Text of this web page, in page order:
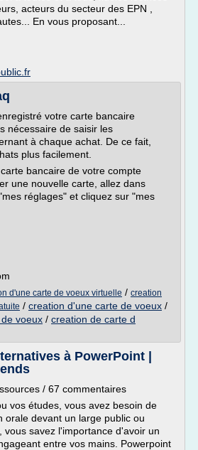
acteurs du secteur des EPN ,
En vous proposant...
votre carte bancaire
nécessaire de saisir les
à chaque achat. De ce fait,
plus facilement.
bancaire de votre compte
une nouvelle carte, allez dans
réglages" et cliquez sur "mes
d'une carte de voeux virtuelle / creation
/ creation d'une carte de voeux /
voeux / creation de carte d
à PowerPoint |
/ 67 commentaires
vos études, vous avez besoin de
orale devant un large public ou
vous savez l'importance d'avoir un
entre vos mains. Powerpoint